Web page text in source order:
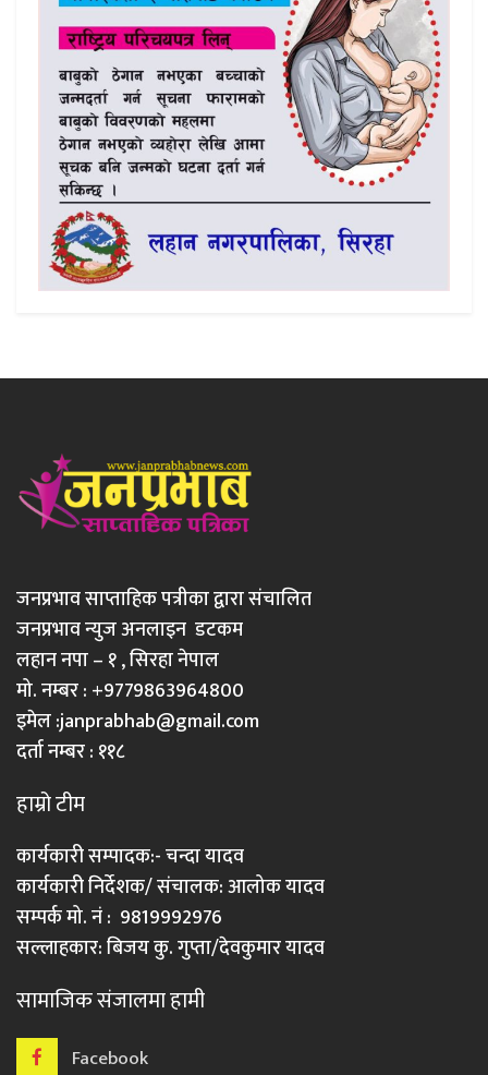
जनप्रभाव साप्ताहिक पत्रीका द्वारा संचालित
जनप्रभाव न्युज अनलाइन डटकम
लहान नपा – १ , सिरहा नेपाल
मो. नम्बर : +9779863964800
इमेल :janprabhab@gmail.com
दर्ता नम्बर : ११८
हाम्रो टीम
कार्यकारी सम्पादक:- चन्दा यादव
कार्यकारी निर्देशक/ संचालक: आलोक यादव
सम्पर्क मो. नं : 9819992976
सल्लाहकार: बिजय कु. गुप्ता/देवकुमार यादव
सामाजिक संजालमा हामी
Facebook